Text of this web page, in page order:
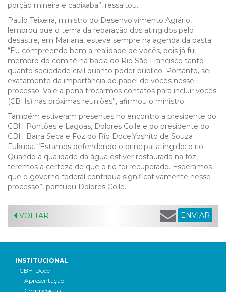
porção mineira e capixaba”, ressaltou.
Paulo Teixeira, ministro do Desenvolvimento Agrário,
lembrou que o tema da reparação dos atingidos pelo
desastre, em Mariana, esteve sempre na agenda da pasta.
“Eu compreendo bem a realidade de vocês, pois já fui
membro do comitê na bacia do Rio São Francisco tanto
quanto sociedade civil quanto poder público. Portanto, sei
exatamente da importância do papel de vocês nesse
processo. Vale a pena trocarmos contatos para incluir vocês
(CBHs) nas próximas reuniões”, afirmou o ministro.
Também estiveram presentes no encontro a presidente do
CBH Pontões e Lagoas, Dolores Colle e do presidente do
CBH Barra Seca e Foz do Rio Doce,Yoshito de Souza
Fukuda. “Estamos defendendo o principal atingido: o rio.
Quando a qualidade da água estiver restaurada na foz,
teremos a certeza de que o rio foi recuperado. Esperamos
que o governo federal contribua significativamente nesse
processo”, pontuou Dolores Colle.
VOLTAR ENVIAR
INSTITUCIONAL
- CBH-Doce
- Apresentação